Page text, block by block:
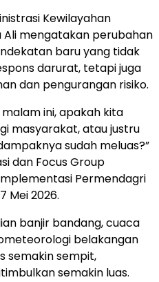
Kewilayahan
Ali mengatakan perubahan
baru yang tidak
darurat, tetapi juga
dan pengurangan risiko.
ini, apakah kita
masyarakat, atau justru
sudah meluas?”
dan Focus Group
Permendagri
Mei 2026.
banjir bandang, cuaca
belakangan
semakin sempit,
semakin luas.